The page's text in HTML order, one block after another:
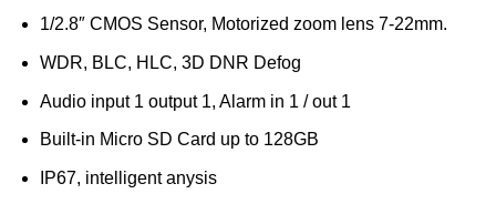
1/2.8″ CMOS Sensor, Motorized zoom lens 7-22mm.
WDR, BLC, HLC, 3D DNR Defog
Audio input 1 output 1, Alarm in 1 / out 1
Built-in Micro SD Card up to 128GB
IP67, intelligent anysis